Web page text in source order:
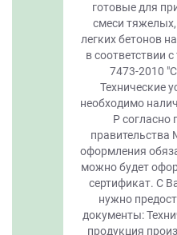
готовые для
смеси
легких бетонов
в соответствии
7473-2010
Технические
необходимо
Р согласно
правительства
оформления
можно будет
сертификат. С
нужно
документы:
продукция